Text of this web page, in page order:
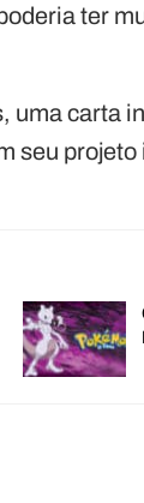
ter
uma carta
seu projeto